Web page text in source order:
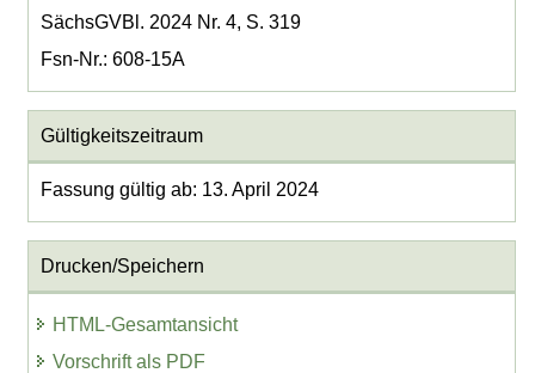
SächsGVBl. 2024 Nr. 4, S. 319
Fsn-Nr.: 608-15A
Gültigkeitszeitraum
Fassung gültig ab: 13. April 2024
Drucken/Speichern
HTML-Gesamtansicht
Vorschrift als PDF